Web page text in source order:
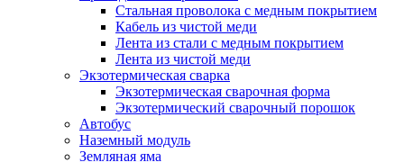
Стальная проволока с медным покрытием
Кабель из чистой меди
Лента из стали с медным покрытием
Лента из чистой меди
Экзотермическая сварка
Экзотермическая сварочная форма
Экзотермический сварочный порошок
Автобус
Наземный модуль
Земляная яма